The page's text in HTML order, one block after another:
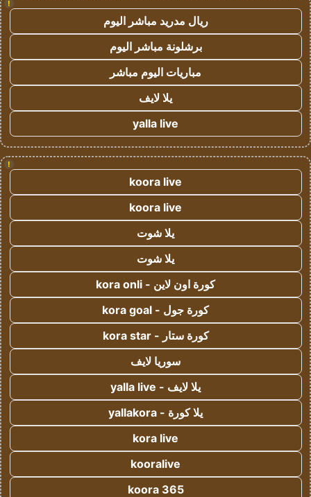
!
ريال مدريد مباشر اليوم
برشلونة مباشر اليوم
مباريات اليوم مباشر
يلا لايف
yalla live
!
koora live
koora live
يلا شوت
يلا شوت
كورة اون لاين - kora onli
كورة جول - kora goal
كورة ستار - kora star
سوريا لايف
يلا لايف - yalla live
يلا كورة - yallakora
kora live
kooralive
koora 365